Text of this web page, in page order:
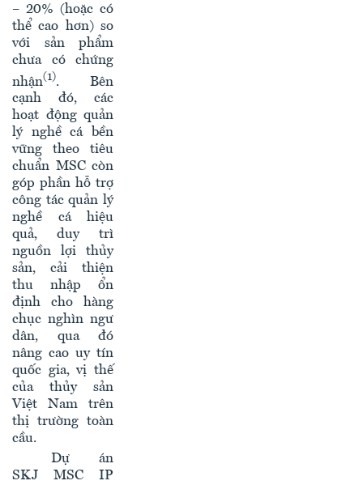
– 20% (hoặc có
thể cao hơn) so
với sản phẩm
chưa có chứng
nhận(1). Bên
cạnh đó, các
hoạt động quản
lý nghề cá bền
vững theo tiêu
chuẩn MSC còn
góp phần hỗ trợ
công tác quản lý
nghề cá hiệu
quả, duy trì
nguồn lợi thủy
sản, cải thiện
thu nhập ổn
định cho hàng
chục nghìn ngư
dân, qua đó
nâng cao uy tín
quốc gia, vị thế
của thủy sản
Việt Nam trên
thị trường toàn
cầu.
Dự án
SKJ MSC IP